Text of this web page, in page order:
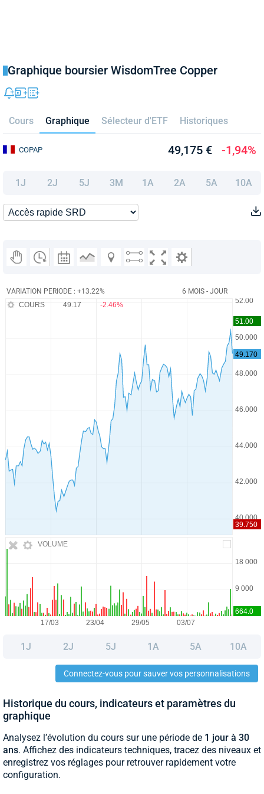
Graphique boursier WisdomTree Copper
Cours Graphique Sélecteur d'ETF Historiques
COPAP 49,175 € -1,94%
1J 2J 5J 3M 1A 2A 5A 10A
VARIATION PERIODE : +13.22% 6 MOIS - JOUR
VOLUME
COURS 49.17 -2.46%
1J 2J 5J 1A 5A 10A
Connectez-vous pour sauver vos personnalisations
Historique du cours, indicateurs et paramètres du
graphique
Analysez l’évolution du cours sur une période de 1 jour à 30
ans. Affichez des indicateurs techniques, tracez des niveaux et
enregistrez vos réglages pour retrouver rapidement votre
configuration.